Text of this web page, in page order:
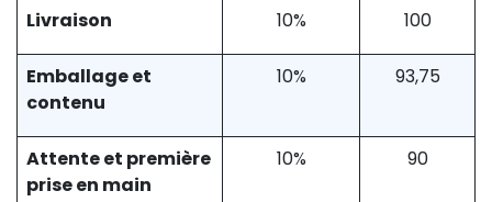
Livraison 10% 100
Emballage et
contenu
10% 93,75
Attente et première
prise en main
10% 90